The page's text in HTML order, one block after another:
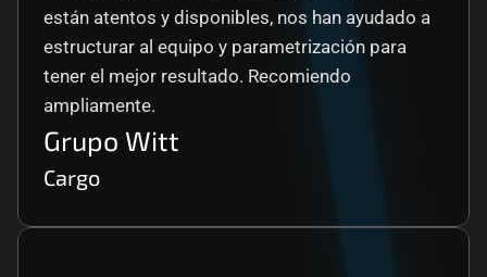
están atentos y disponibles, nos han ayudado a
estructurar al equipo y parametrización para
tener el mejor resultado. Recomiendo
ampliamente.
Grupo Witt
Cargo